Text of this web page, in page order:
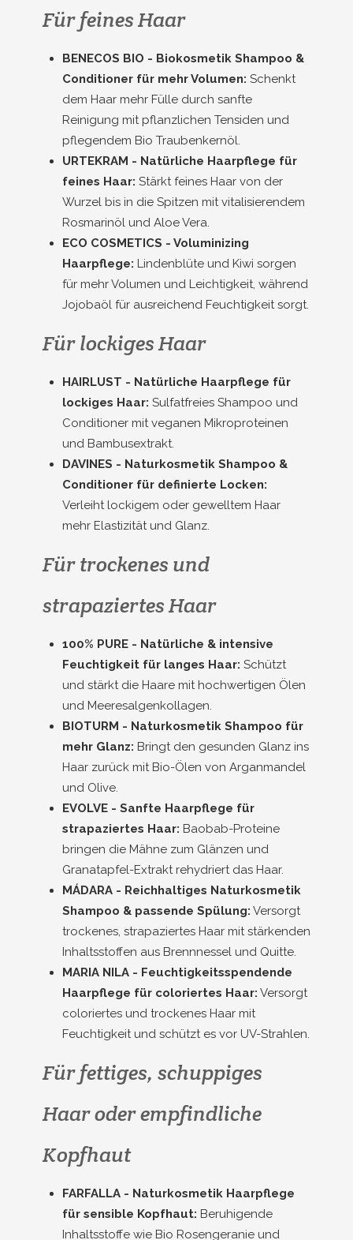
Für feines Haar
BENECOS BIO - Biokosmetik Shampoo &
Conditioner für mehr Volumen: Schenkt
dem Haar mehr Fülle durch sanfte
Reinigung mit pflanzlichen Tensiden und
pflegendem Bio Traubenkernöl.
URTEKRAM - Natürliche Haarpflege für
feines Haar: Stärkt feines Haar von der
Wurzel bis in die Spitzen mit vitalisierendem
Rosmarinöl und Aloe Vera.
ECO COSMETICS - Voluminizing
Haarpflege: Lindenblüte und Kiwi sorgen
für mehr Volumen und Leichtigkeit, während
Jojobaöl für ausreichend Feuchtigkeit sorgt.
Für lockiges Haar
HAIRLUST - Natürliche Haarpflege für
lockiges Haar: Sulfatfreies Shampoo und
Conditioner mit veganen Mikroproteinen
und Bambusextrakt.
DAVINES - Naturkosmetik Shampoo &
Conditioner für definierte Locken:
Verleiht lockigem oder gewelltem Haar
mehr Elastizität und Glanz.
Für trockenes und
strapaziertes Haar
100% PURE - Natürliche & intensive
Feuchtigkeit für langes Haar: Schützt
und stärkt die Haare mit hochwertigen Ölen
und Meeresalgenkollagen.
BIOTURM - Naturkosmetik Shampoo für
mehr Glanz: Bringt den gesunden Glanz ins
Haar zurück mit Bio-Ölen von Arganmandel
und Olive.
EVOLVE - Sanfte Haarpflege für
strapaziertes Haar: Baobab-Proteine
bringen die Mähne zum Glänzen und
Granatapfel-Extrakt rehydriert das Haar.
MÁDARA - Reichhaltiges Naturkosmetik
Shampoo & passende Spülung: Versorgt
trockenes, strapaziertes Haar mit stärkenden
Inhaltsstoffen aus Brennnessel und Quitte.
MARIA NILA - Feuchtigkeitsspendende
Haarpflege für coloriertes Haar: Versorgt
coloriertes und trockenes Haar mit
Feuchtigkeit und schützt es vor UV-Strahlen.
Für fettiges, schuppiges
Haar oder empfindliche
Kopfhaut
FARFALLA - Naturkosmetik Haarpflege
für sensible Kopfhaut: Beruhigende
Inhaltsstoffe wie Bio Rosengeranie und